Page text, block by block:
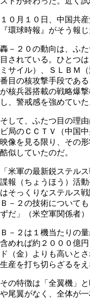
１０月１０日、中国共
『環球時報』がそう報じ
轟－２０の動向は、ふ
目されている。ひとつ
ミサイル）、ＳＬＢＭ
番目の核攻撃手段であ
が核兵器搭載の戦略爆
し、警戒感を強めていた
そして、ふたつ目の理
ビ局のＣＣＴＶ（中国
映像を見る限り、その
酷似していたのだ。
「米軍の最新鋭ステル
諜報（ちょうほう）活
はそっくりなステルス
Ｂ－２の技術について
ずだ」（米空軍関係者）
Ｂ－２は１機当たりの
含めれば約２０００億
ド（金）よりも高いと
生産を打ち切らざるを
その特徴は「全翼機」
や尾翼がなく、全体が